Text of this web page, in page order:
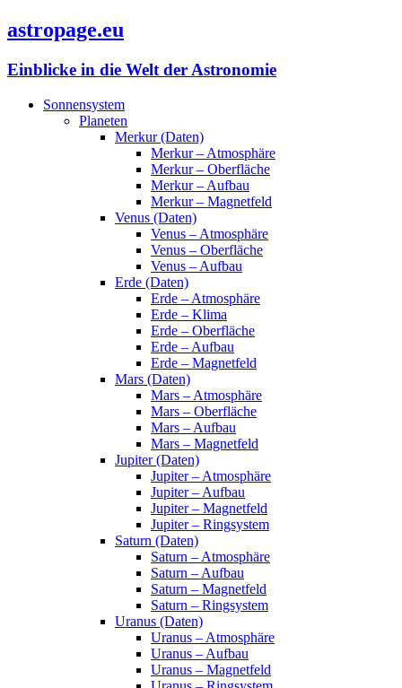
astropage.eu
Einblicke in die Welt der Astronomie
Sonnensystem
Planeten
Merkur (Daten)
Merkur – Atmosphäre
Merkur – Oberfläche
Merkur – Aufbau
Merkur – Magnetfeld
Venus (Daten)
Venus – Atmosphäre
Venus – Oberfläche
Venus – Aufbau
Erde (Daten)
Erde – Atmosphäre
Erde – Klima
Erde – Oberfläche
Erde – Aufbau
Erde – Magnetfeld
Mars (Daten)
Mars – Atmosphäre
Mars – Oberfläche
Mars – Aufbau
Mars – Magnetfeld
Jupiter (Daten)
Jupiter – Atmosphäre
Jupiter – Aufbau
Jupiter – Magnetfeld
Jupiter – Ringsystem
Saturn (Daten)
Saturn – Atmosphäre
Saturn – Aufbau
Saturn – Magnetfeld
Saturn – Ringsystem
Uranus (Daten)
Uranus – Atmosphäre
Uranus – Aufbau
Uranus – Magnetfeld